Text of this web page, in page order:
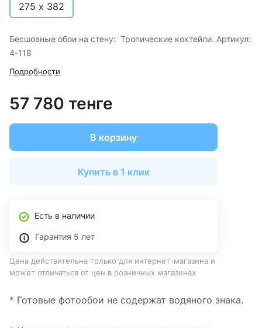
275 х 382
Бесшовные обои на стену: Тропические коктейли. Артикул:
4-118
Подробности
57 780 тенге
В корзину
Купить в 1 клик
Есть в наличии
Гарантия 5 лет
Цена действительна только для интернет-магазина и
может отличаться от цен в розничных магазинах
* Готовые фотообои не содержат водяного знака.